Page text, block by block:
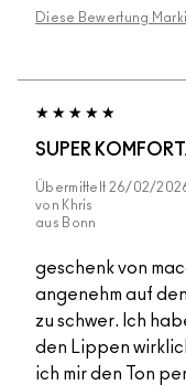
Diese Bewertung
SUPER
Übermittelt 26/02/
von Khris
aus Bonn
geschenk von
angenehm auf
zu schwer. Ich
den Lippen
ich mir den Ton